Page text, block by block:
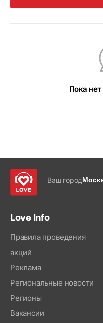
Пока
Ваш город
Love Info
Правила проведения
акций
Реклама
Региональные новости
Регионы
Вакансии